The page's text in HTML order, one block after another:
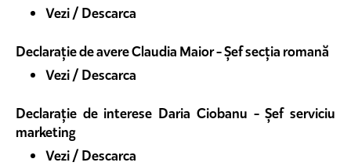
Vezi / Descarca
Declarație de avere Claudia Maior - Șef secția romană
Vezi / Descarca
Declarație de interese Daria Ciobanu - Șef serviciu
marketing
Vezi / Descarca